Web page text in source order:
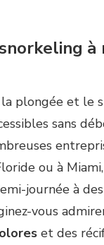
à
la plongée et le
sans
ou à
journée à
vous
et des